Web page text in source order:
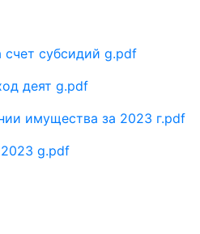
субсидий g.pdf
деят g.pdf
имущества за 2023 г.pdf
2023 g.pdf